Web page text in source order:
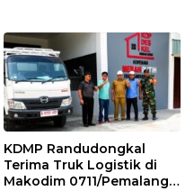
KDMP Randudongkal
Terima Truk Logistik di
Makodim 0711/Pemalang